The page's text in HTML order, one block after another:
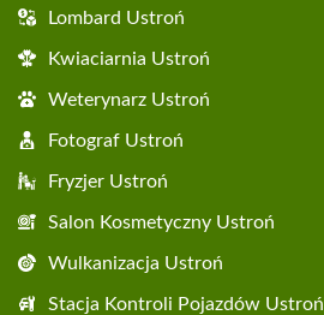
Lombard Ustroń
Kwiaciarnia Ustroń
Weterynarz Ustroń
Fotograf Ustroń
Fryzjer Ustroń
Salon Kosmetyczny Ustroń
Wulkanizacja Ustroń
Stacja Kontroli Pojazdów Ustroń